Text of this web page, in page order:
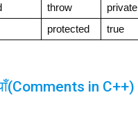
throw private
protected true
in C++)